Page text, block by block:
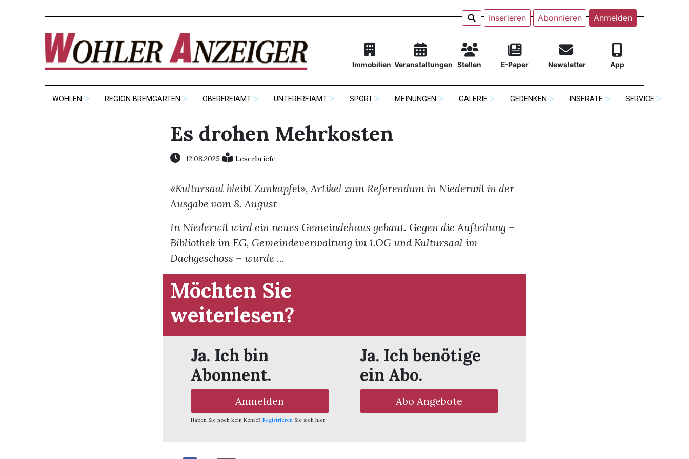
Inserieren Abonnieren Anmelden
Immobilien Veranstaltungen Stellen E-Paper Newsletter App
WOHLEN REGION BREMGARTEN OBERFREIAMT UNTERFREIAMT SPORT MEINUNGEN GALERIE GEDENKEN INSERATE SERVICE
Es drohen Mehrkosten
12.08.2025 Leserbriefe
«Kultursaal bleibt Zankapfel», Artikel zum Referendum in Niederwil in der
Ausgabe vom 8. August
In Niederwil wird ein neues Gemeindehaus gebaut. Gegen die Aufteilung –
Bibliothek im EG, Gemeindeverwaltung im 1.OG und Kultursaal im
Dachgeschoss – wurde ...
Möchten Sie
weiterlesen?
Ja. Ich bin
Abonnent.
Anmelden
Haben Sie noch kein Konto? Registrieren Sie sich hier
Ja. Ich benötige
ein Abo.
Abo Angebote